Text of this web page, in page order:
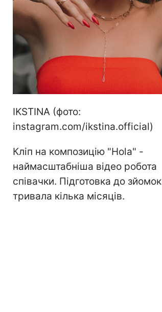
IKSTINA (фото:
instagram.com/ikstina.official)
Кліп на композицію "Hola" -
наймасштабніша відео робота
співачки. Підготовка до зйомок
тривала кілька місяців.